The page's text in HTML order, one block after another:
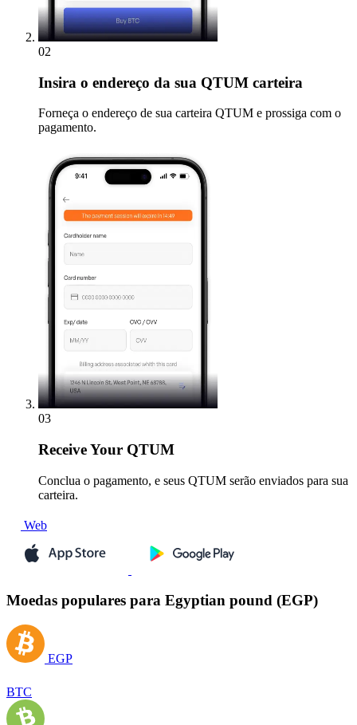
02
Insira o endereço da sua QTUM carteira
Forneça o endereço de sua carteira QTUM e prossiga com o
pagamento.
03
ReceiveYour QTUM
Conclua o pagamento, e seus QTUM serão enviados para sua
carteira.
Web
Moedas populares para Egyptian pound (EGP)
EGP
BTC